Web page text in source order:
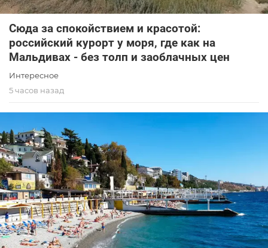
Сюда за спокойствием и красотой:
российский курорт у моря, где как на
Мальдивах - без толп и заоблачных цен
Интересное
5 часов назад